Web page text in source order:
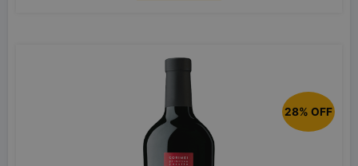
28% OFF